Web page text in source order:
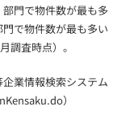
門で物件数が最も多
で物件数が最も多い
調査時点）。
業情報検索システム
）